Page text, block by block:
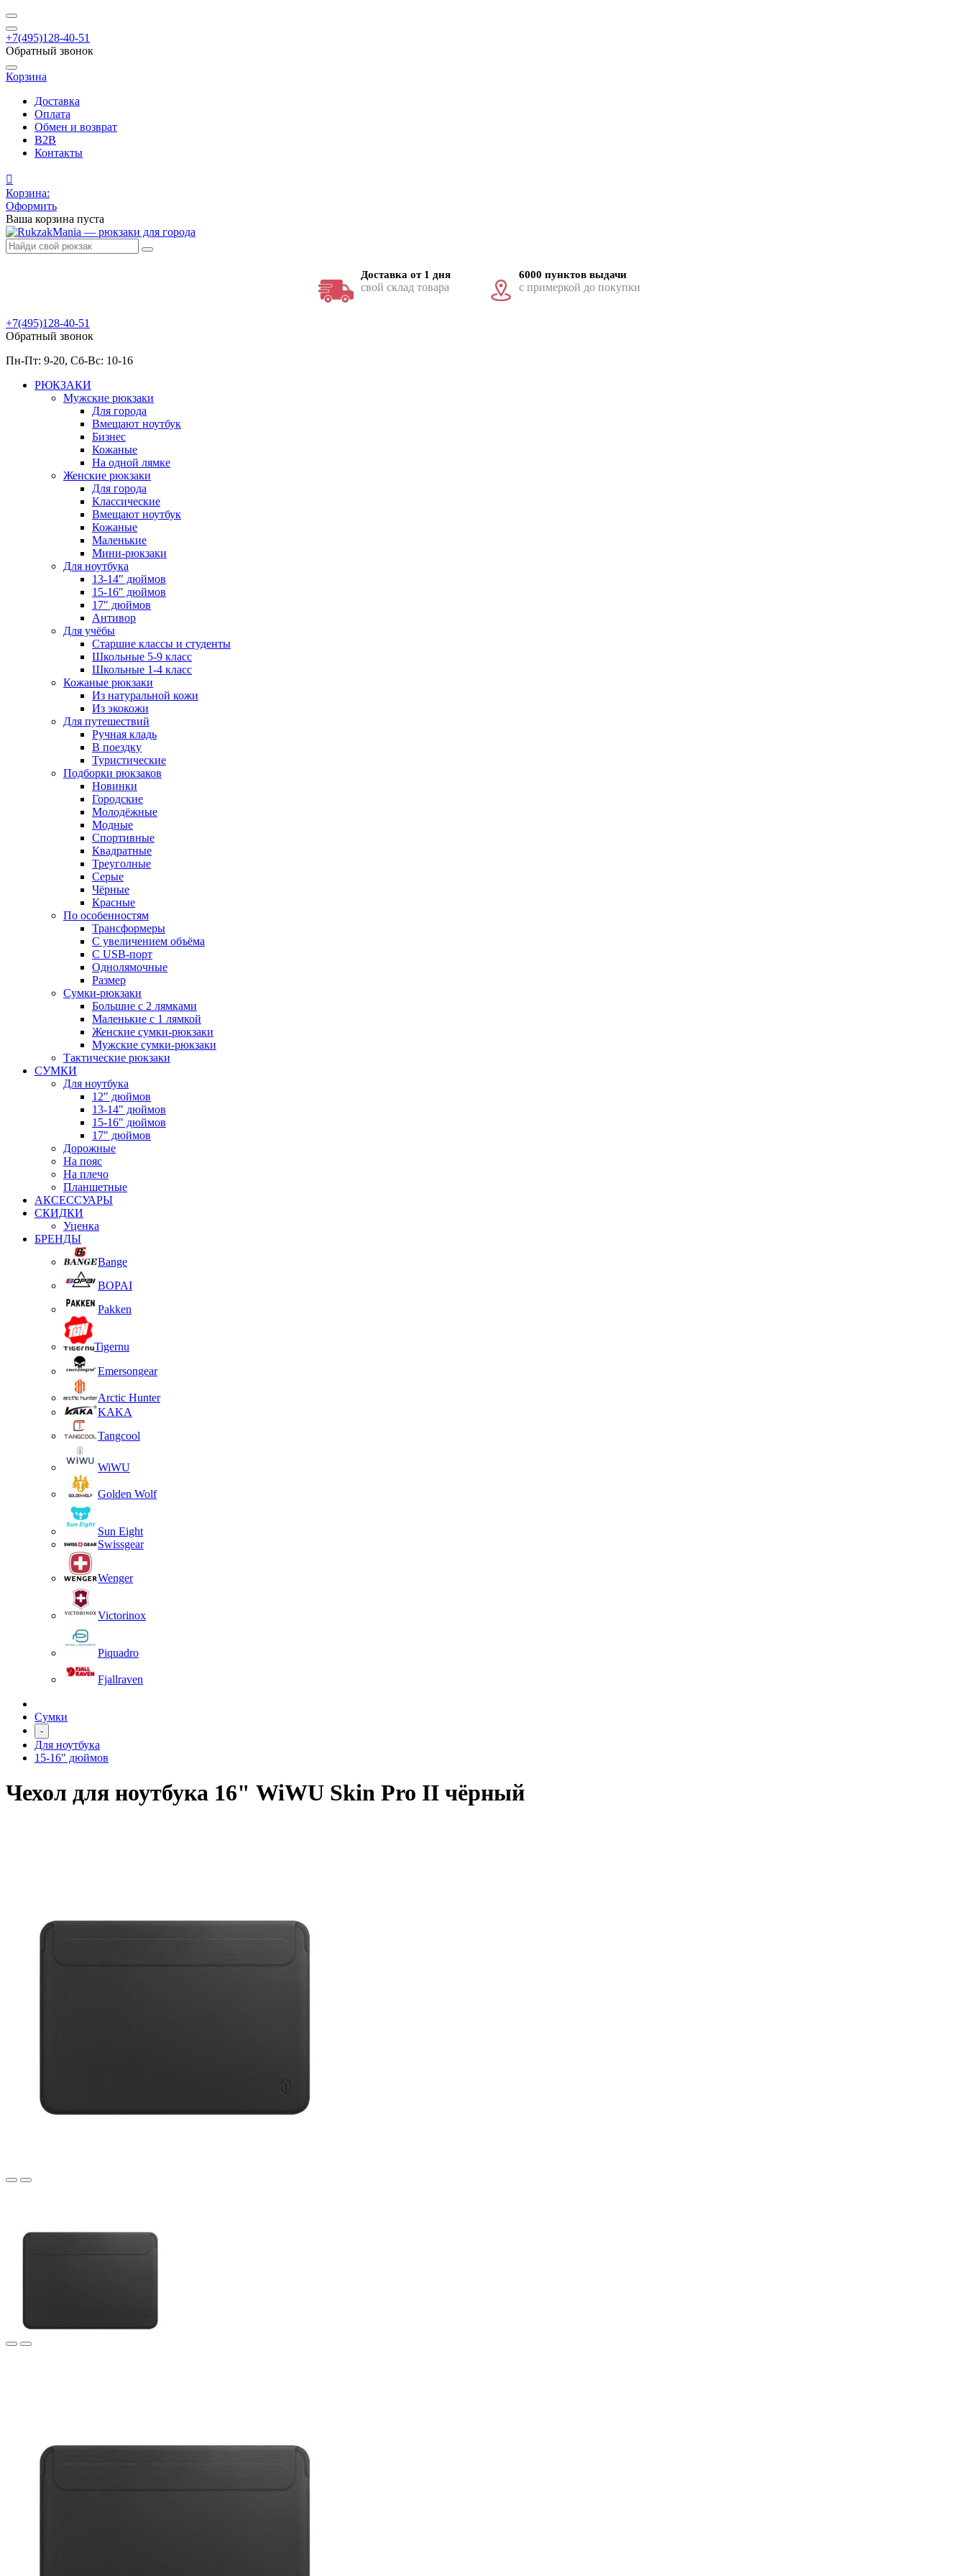
+7(495)128-40-51
Обратный звонок
Корзина
Доставка
Оплата
Обмен и возврат
B2B
Контакты
Корзина:
Оформить
Ваша корзина пуста
Доставка от 1 дня
свой склад товара
6000 пунктов выдачи
с примеркой до покупки
+7(495)128-40-51
Обратный звонок
Пн-Пт: 9-20, Сб-Вс: 10-16
РЮКЗАКИ
Мужские рюкзаки
Для города
Вмещают ноутбук
Бизнес
Кожаные
На одной лямке
Женские рюкзаки
Для города
Классические
Вмещают ноутбук
Кожаные
Маленькие
Мини-рюкзаки
Для ноутбука
13-14″ дюймов
15-16″ дюймов
17″ дюймов
Антивор
Для учёбы
Старшие классы и студенты
Школьные 5-9 класс
Школьные 1-4 класс
Кожаные рюкзаки
Из натуральной кожи
Из экокожи
Для путешествий
Ручная кладь
В поездку
Туристические
Подборки рюкзаков
Новинки
Городские
Молодёжные
Модные
Спортивные
Квадратные
Треуголные
Серые
Чёрные
Красные
По особенностям
Трансформеры
С увеличением объёма
С USB-порт
Однолямочные
Размер
Сумки-рюкзаки
Большие с 2 лямками
Маленькие с 1 лямкой
Женские сумки-рюкзаки
Мужские сумки-рюкзаки
Тактические рюкзаки
СУМКИ
Для ноутбука
12" дюймов
13-14" дюймов
15-16" дюймов
17" дюймов
Дорожные
На пояс
На плечо
Планшетные
АКСЕССУАРЫ
СКИДКИ
Уценка
БРЕНДЫ
Bange
BOPAI
Pakken
Tigernu
Emersongear
Arctic Hunter
KAKA
Tangcool
WiWU
Golden Wolf
Sun Eight
Swissgear
Wenger
Victorinox
Piquadro
Fjallraven
Сумки
-
Для ноутбука
15-16" дюймов
Чехол для ноутбука 16" WiWU Skin Pro II чёрный